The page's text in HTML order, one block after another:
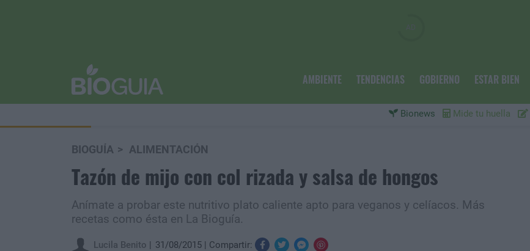
AMBIENTE TENDENCIAS GOBIERNO ESTAR BIEN
Bionews Mide tu huella
BIOGUÍA ALIMENTACIÓN
Tazón de mijo con col rizada y salsa de hongos
Anímate a probar este nutritivo plato caliente apto para veganos y celíacos. Más
recetas como ésta en La Bioguía.
Lucila Benito 31/08/2015 Compartir: